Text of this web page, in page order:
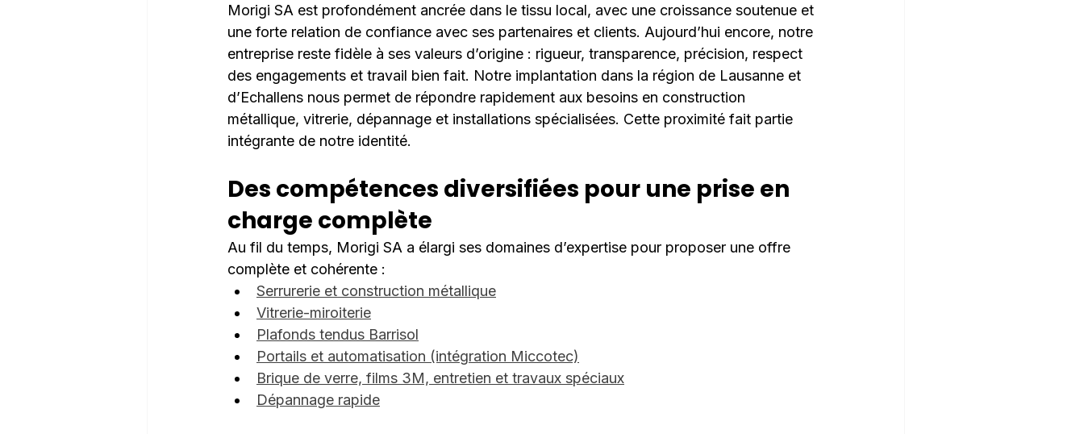
Morigi SA est profondément ancrée dans le tissu local, avec une croissance soutenue et
une forte relation de confiance avec ses partenaires et clients. Aujourd’hui encore, notre
entreprise reste fidèle à ses valeurs d’origine : rigueur, transparence, précision, respect
des engagements et travail bien fait. Notre implantation dans la région de Lausanne et
d’Echallens nous permet de répondre rapidement aux besoins en construction
métallique, vitrerie, dépannage et installations spécialisées. Cette proximité fait partie
intégrante de notre identité.
Des compétences diversifiées pour une prise en
charge complète
Au fil du temps, Morigi SA a élargi ses domaines d’expertise pour proposer une offre
complète et cohérente :
Serrurerie et construction métallique
Vitrerie-miroiterie
Plafonds tendus Barrisol
Portails et automatisation (intégration Miccotec)
Brique de verre, films 3M, entretien et travaux spéciaux
Dépannage rapide